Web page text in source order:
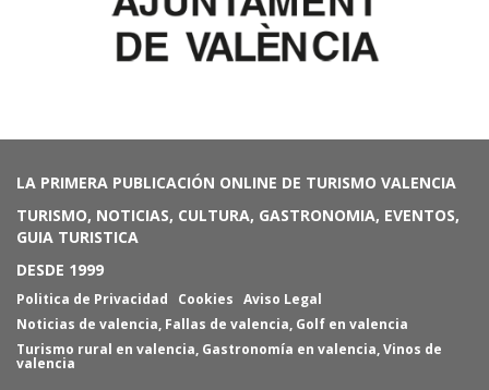
LA PRIMERA PUBLICACIÓN ONLINE DE TURISMO VALENCIA
TURISMO, NOTICIAS, CULTURA, GASTRONOMIA, EVENTOS,
GUIA TURISTICA
DESDE 1999
Politica de Privacidad Cookies Aviso Legal
Noticias de valencia, Fallas de valencia, Golf en valencia
Turismo rural en valencia, Gastronomía en valencia,Vinos de
valencia